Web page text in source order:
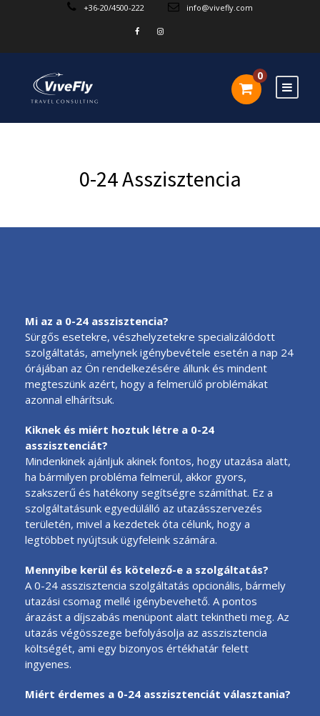
+36-20/4500-222 info@vivefly.com
0
0-24 Asszisztencia
Mi az a 0-24 asszisztencia?
Sürgős esetekre, vészhelyzetekre specializálódott
szolgáltatás, amelynek igénybevétele esetén a nap 24
órájában az Ön rendelkezésére állunk és mindent
megteszünk azért, hogy a felmerülő problémákat
azonnal elhárítsuk.
Kiknek és miért hoztuk létre a 0-24
asszisztenciát?
Mindenkinek ajánljuk akinek fontos, hogy utazása alatt,
ha bármilyen probléma felmerül, akkor gyors,
szakszerű és hatékony segítségre számíthat. Ez a
szolgáltatásunk egyedülálló az utazásszervezés
területén, mivel a kezdetek óta célunk, hogy a
legtöbbet nyújtsuk ügyfeleink számára.
Mennyibe kerül és kötelező-e a szolgáltatás?
A 0-24 asszisztencia szolgáltatás opcionális, bármely
utazási csomag mellé igénybevehető. A pontos
árazást a díjszabás menüpont alatt tekintheti meg. Az
utazás végösszege befolyásolja az asszisztencia
költségét, ami egy bizonyos értékhatár felett
ingyenes.
Miért érdemes a 0-24 asszisztenciát választania?